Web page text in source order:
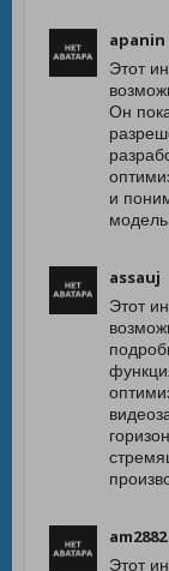
apanin
Этот
Он
и
модель.
assauj
Этот
am2882
Этот